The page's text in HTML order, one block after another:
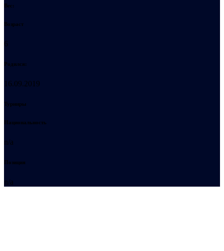
Вес:
Возраст
6
Родился:
16.09.2019
Турниры
Национальность
n/a
Позиция
n/a